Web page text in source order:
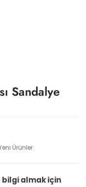
Sandalye
Ürünler
bilgi almak için